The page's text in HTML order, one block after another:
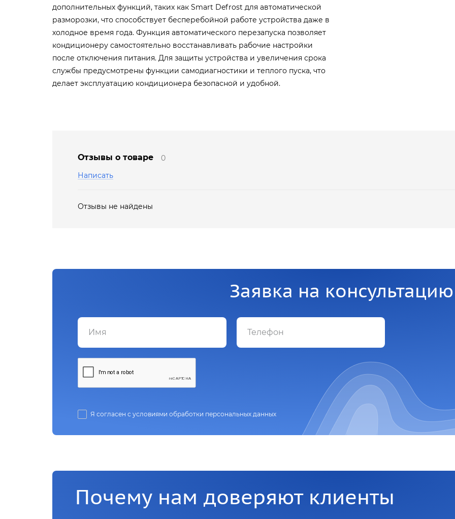
дополнительных функций, таких как Smart Defrost для автоматической
разморозки, что способствует бесперебойной работе устройства даже в
холодное время года. Функция автоматического перезапуска позволяет
кондиционеру самостоятельно восстанавливать рабочие настройки
после отключения питания. Для защиты устройства и увеличения срока
службы предусмотрены функции самодиагностики и теплого пуска, что
делает эксплуатацию кондиционера безопасной и удобной.
Отзывы о товаре
0
Написать
Отзывы не найдены
Заявка на консультацию
Я согласен с условиями обработки персональных данных
Почему нам доверяют клиенты